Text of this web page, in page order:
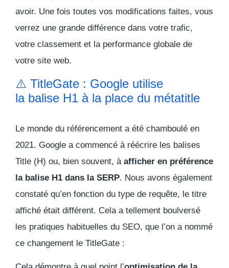
avoir. Une fois toutes vos modifications faites, vous
verrez une grande différence dans votre trafic,
votre classement et la performance globale de
votre site web.
⚠️ TitleGate : Google utilise
la balise H1 à la place du métatitle
Le monde du référencement a été chamboulé en
2021. Google a commencé à réécrire les balises
Title (H) ou, bien souvent, à afficher en préférence
la balise H1 dans la SERP. Nous avons également
constaté qu’en fonction du type de requête, le titre
affiché était différent. Cela a tellement boulversé
les pratiques habituelles du SEO, que l’on a nommé
ce changement le TitleGate :